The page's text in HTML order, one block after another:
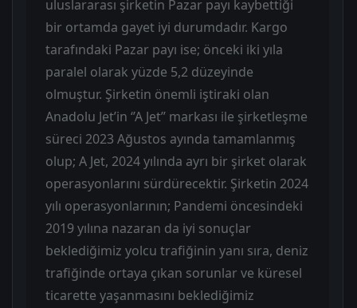
uluslararası şirketin Pazar payı kaybettiği
bir ortamda gayet iyi durumdadır. Kargo
tarafındaki Pazar payı ise; önceki iki yıla
paralel olarak yüzde 5,2 düzeyinde
olmuştur. Şirketin önemli iştiraki olan
Anadolu Jet’in ‘’A Jet’’ markası ile şirketleşme
süreci 2023 Ağustos ayında tamamlanmış
olup; A Jet, 2024 yılında ayrı bir şirket olarak
operasyonlarını sürdürecektir. Şirketin 2024
yılı operasyonlarının; Pandemi öncesindeki
2019 yılına nazaran da iyi sonuçlar
beklediğimiz yolcu trafiğinin yanı sıra, deniz
trafiğinde ortaya çıkan sorunlar ve küresel
ticarette yaşanmasını beklediğimiz